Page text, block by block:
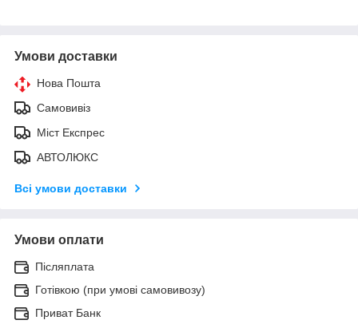
Умови доставки
Нова Пошта
Самовивіз
Міст Експрес
АВТОЛЮКС
Всі умови доставки
Умови оплати
Післяплата
Готівкою (при умові самовивозу)
Приват Банк